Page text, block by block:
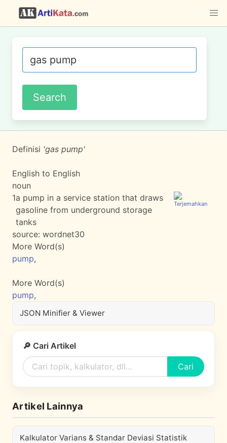
Definisi 'gas pump'
English to English
noun
1a pump in a service station that draws
gasoline from underground storage
tanks
source: wordnet30
More Word(s)
pump,
More Word(s)
pump,
JSON Minifier & Viewer
🔎 Cari Artikel
Cari
Artikel Lainnya
Kalkulator Varians & Standar Deviasi Statistik